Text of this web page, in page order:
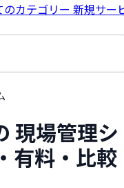
のカテゴリー 新規サー
現場管理シ
有料・比較